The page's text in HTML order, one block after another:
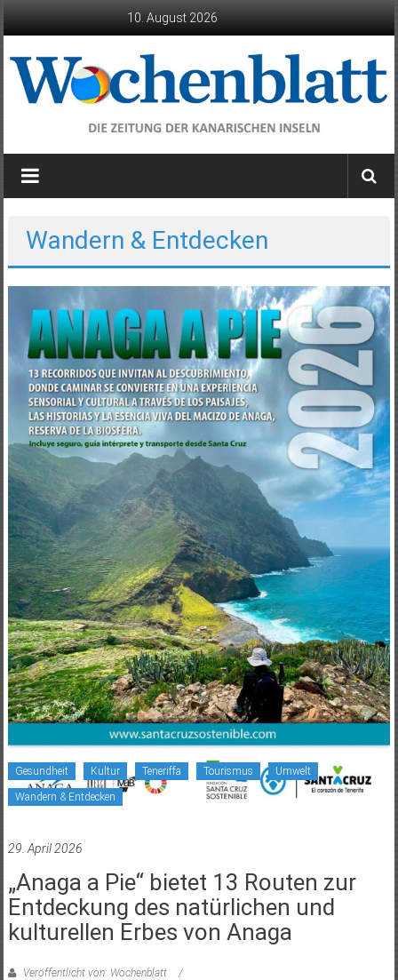
10. August 2026
Wochenblatt
die
der
Kanarischen
Inseln
Wandern & Entdecken
Gesundheit Kultur Teneriffa Tourismus Umwelt
Wandern & Entdecken
29. April 2026
„Anaga a Pie“ bietet 13 Routen zur
Entdeckung des natürlichen und
kulturellen Erbes von Anaga
Veröffentlicht von: Wochenblatt